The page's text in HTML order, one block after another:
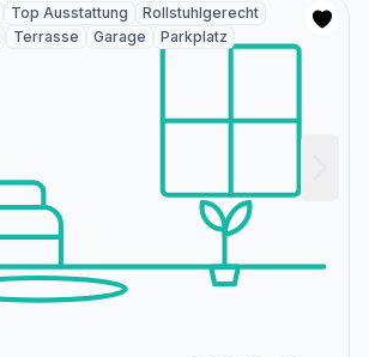
Top Ausstattung
Rollstuhlgerecht
Terrasse Garage
Parkplatz